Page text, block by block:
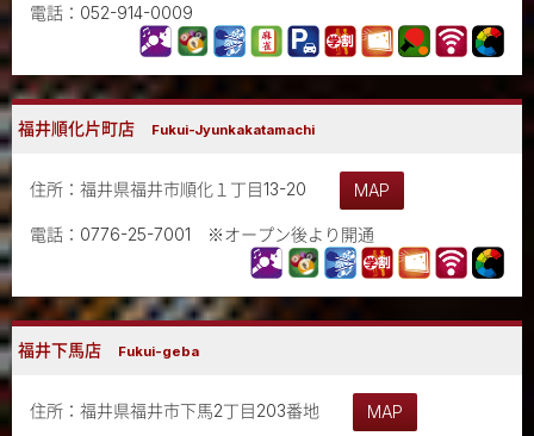
電話：052-914-0009
福井順化片町店 Fukui-Jyunkakatamachi
住所：福井県福井市順化１丁目13-20 MAP
電話：0776-25-7001 ※オープン後より開通
福井下馬店 Fukui-geba
住所：福井県福井市下馬2丁目203番地 MAP